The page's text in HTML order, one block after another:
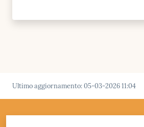
Ultimo aggiornamento:05-03-2026 11:04